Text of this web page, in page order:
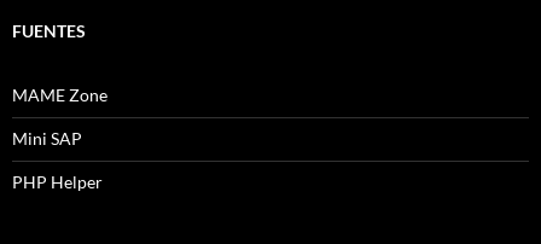
FUENTES
MAME Zone
Mini SAP
PHP Helper